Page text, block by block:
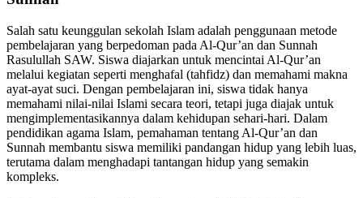
Salah satu keunggulan sekolah Islam adalah penggunaan metode
pembelajaran yang berpedoman pada Al-Qur’an dan Sunnah
Rasulullah SAW. Siswa diajarkan untuk mencintai Al-Qur’an
melalui kegiatan seperti menghafal (tahfidz) dan memahami makna
ayat-ayat suci. Dengan pembelajaran ini, siswa tidak hanya
memahami nilai-nilai Islami secara teori, tetapi juga diajak untuk
mengimplementasikannya dalam kehidupan sehari-hari. Dalam
pendidikan agama Islam, pemahaman tentang Al-Qur’an dan
Sunnah membantu siswa memiliki pandangan hidup yang lebih luas,
terutama dalam menghadapi tantangan hidup yang semakin
kompleks.